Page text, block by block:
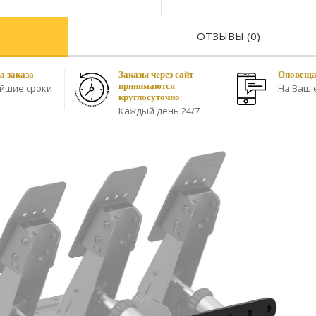
ОТЗЫВЫ (0)
заказа
сроки
Заказы через сайт
принимаются
круглосуточно
Каждый день 24/7
На Ваш